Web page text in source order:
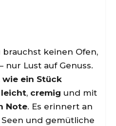
brauchst keinen Ofen,
nur Lust auf Genuss.
wie ein Stück
leicht, cremig und mit
Note. Es erinnert an
und gemütliche